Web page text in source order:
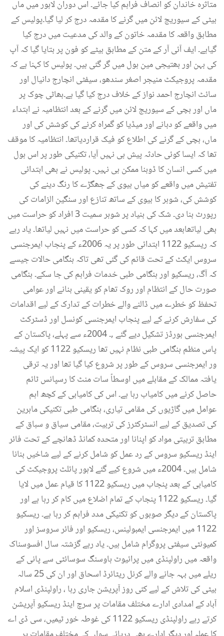
متاثرہ خاندان کو انصاف فراہم کیا جائے۔ اس دوران لاہور میں ماں
بیٹی کے سیوریج لائن میں گرنے کا مقدمہ درج کر لیا گیا۔پولیس کے
مطابق واقعہ کا مقدمہ خاتون کے والد کی مدعیت میں درج کیا
گیاہے۔ ایف آئی آر کے متن کے مطابق بیٹے کو فون پر بتایا گیا کہ آپ
کی بہن اور بھتیجی مین ہول میں گر گئی ہیں۔ پولیس کا کہنا ہے کہ
مقدمہ پروجیکٹ منیجر اصغر سندھو، سیفٹی انچارج دانیال اور
سائٹ انچارج احمد نواز کے خلاف درج کیا گیا ہے۔بھاٹی چوک پر
ماں اور بچی کے سیوریج لائن میں گرنے کے بعد انتظامیہ نے ابتداء
میں واقعے کو دبانے اور میڈیا کو گمراہ کرنے کی کوشش کی اور
ماں، بچی کے گرنے کی اطلاع کو فیک قراردیاتھا۔ انتظامیہ کا موقف
تھا کہ ایسا کوئی حادثہ پیش ہی نہیں آیا، تکنیکی طور پر اس ہول
میں کسی انسان کا ڈوبنا ممکن ہی نہیں۔ پولیس نے بھی ابتدائی
تفتیش میں واقعے کو میاں بیوی کے جھگڑے کا رنگ دینے کی
کوشش کی، شوہر کا بیوی کے ساتھ تنازع اور سنگین الزامات کی
رپورٹ بنا دی۔ شک کی بنیاد پر شوہر سمیت 3 افراد کو حراست میں
بھی لیاتھابعد میں کہا کہ کسی کو حراست میں نہیں لیاتھا۔ یاد رہے
کہ ریسکیو 1122 ابتدائی طور پر یہ 2006ء کے پنجاب ایمرجنسی
سروس ایکٹ کے تحت قائم کی گئی تھی تاکہ ہنگامی حالات جیسے
کہ آگ، ریسکیو اور ہنگامی طبی خدمات فراہم کی جا سکے۔ ہنگامی
صورت حال کے انتظام اور روک تھام کو یقینی بنانے اور عوامی
تحفظ کو خطرے میں ڈالنے والے خطرات کے تدارک کے لیے اقدامات
کی سفارش کرنے کے لیے پنجاب ایمرجنسی کونسل اور ڈسٹرکٹ
ایمرجنسی بورڈز تشکیل دیے گئے ,۔ 2004ء سے پہلے، پاکستان کے
پاس منظم ہنگامی طبی نظام نہیں تھا ریسکیو 1122 کو ایک پیشہ
ور ایمرجنسی سروس کے طور پر شروع کیا گیا تھا اور یہ ترقی
یافتہ ممالک کے مقابلے میں اوسطاً سات منٹ کا رسپانس ٹائم
حاصل کرنے میں کامیاب رہا ہے۔ اس کی کامیابی کے کچھ اہم
عوامل میں گاڑیوں کی مقامی تیاری، ہنگامی طبی تکنیکی ماہرین
کی تصدیق کے لیے انسٹرکٹرز کی تربیت، مقامی سیاق و سباق کے
مطابق تربیتی مواد کو اپنانا اور متحدہ کمانڈ ڈھانچے کے تحت فائر
اینڈ ریسکیو سروس کے رد عمل کو شامل کرنے کے لیے شاخیں بنانا
شامل ہیں۔ 2004ء میں شروع کیے گئے لاہور پائلٹ پروجیکٹ کی
کامیابی کے بعد پنجاب میں ریسکیو 1122 کا قیام عمل میں لایا
گیا۔ ریسکیو 1122 پنجاب کے تمام اضلاع میں کام کر رہا ہے اور
پاکستان کے دیگر صوبوں کو تکنیکی مدد فراہم کر رہا ہے۔ ریسکیو
1122 میں ایمرجنسی ایمبولینس، ریسکیو اور فائر سروسز اور
کمیونٹی سیفٹی پروگرام شامل ہیں۔ یاد رہے گزشتہ سال افسوسناک
واقعہ میں راولپنڈی میں پرائیوٹ ہاوسنگ سوسائٹی سے پانی کے
ریلے میں بہہ جانے والے کرنل ریٹائرڈ اسحاق اور ان کی 25 سالہ
بیٹی کی تلاش کے لیے کئی روز آپریشن جاری رہا ، راولپنڈی اسلام
آباد کے امدادی ادارے مختلف مقامات پر سرچ اینڈ ریسکیو آپریشن
کرتے رہے راولپنڈی ریسکیو 1122 کی غوطہ خور ٹیمیں، سی ڈی اے